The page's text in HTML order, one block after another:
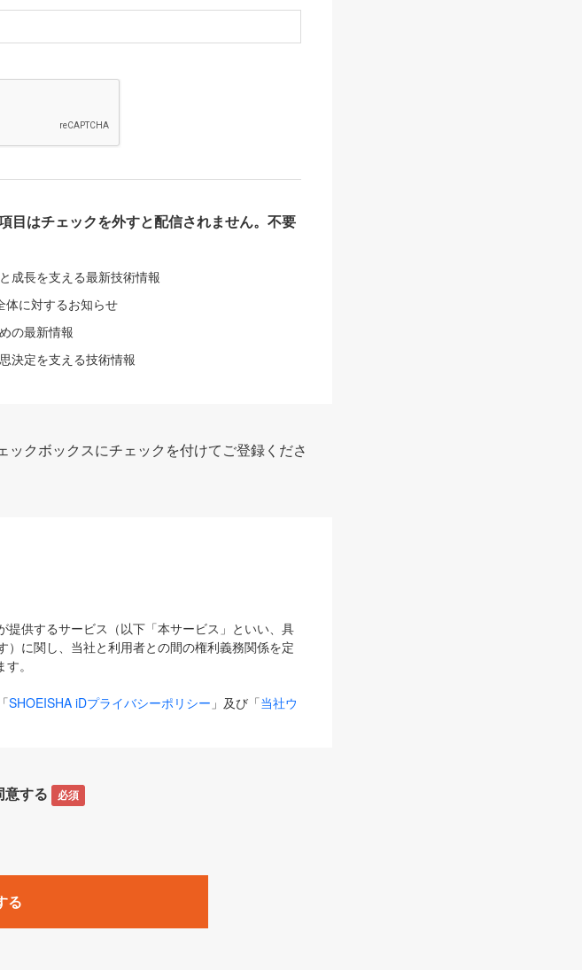
目はチェックを外すと配信されません。不要
成長を支える最新技術情報
体に対するお知らせ
の最新情報
決定を支える技術情報
クボックスにチェックを付けてご登録くださ
供するサービス（以下「本サービス」といい、具
に関し、当社と利用者との間の権利義務関係を定
。
SHOEISHA iDプライバシーポリシー 」及び「当社ウ
や内容が変更された場合、変更後のサービスを含
トやキャンペーンをいいます。
」「ECzine」「Biz/Zine」「HRzine」
意する 必須
る